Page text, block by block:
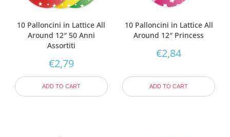
10 Palloncini in Lattice All
Around 12″ 50 Anni
Assortiti
€2,79
ADD TO CART
10 Palloncini in Lattice All
Around 12″ Princess
€2,84
ADD TO CART